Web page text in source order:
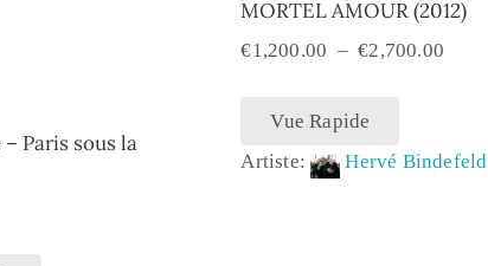
Paris sous la
MORTEL AMOUR (2012)
€1,200.00 – €2,700.00
Vue Rapide
Artiste:
Hervé Bindefeld